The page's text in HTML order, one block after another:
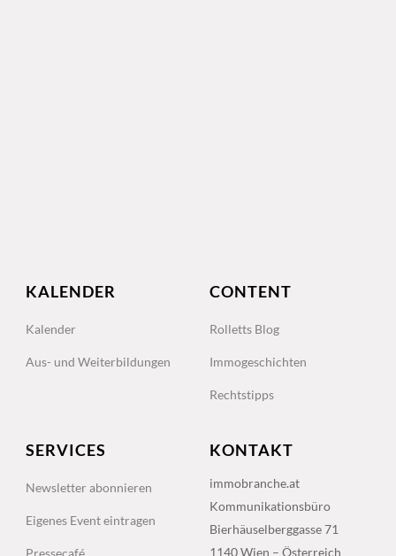
KALENDER
Kalender
Aus- und Weiterbildungen
CONTENT
Rolletts Blog
Immogeschichten
Rechtstipps
SERVICES
Newsletter abonnieren
Eigenes Event eintragen
KONTAKT
immobranche.at
Kommunikationsbüro
Bierhäuselberggasse 71
1140 Wien – Österreich